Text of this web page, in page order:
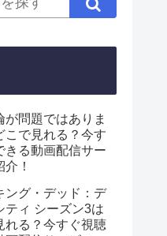
が問題ではありま
こで見れる？今す
きる動画配信サー
介！
ング・デッド：デ
ティ シーズン3は
れる？今すぐ視聴